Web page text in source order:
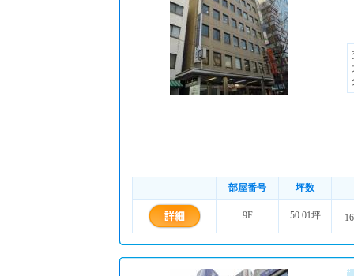
部屋番号 坪数
9F 50.01坪